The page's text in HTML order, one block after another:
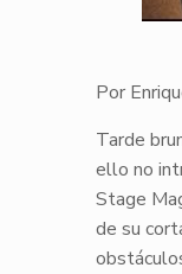
Por
Tarde
ello no
Stage
de su